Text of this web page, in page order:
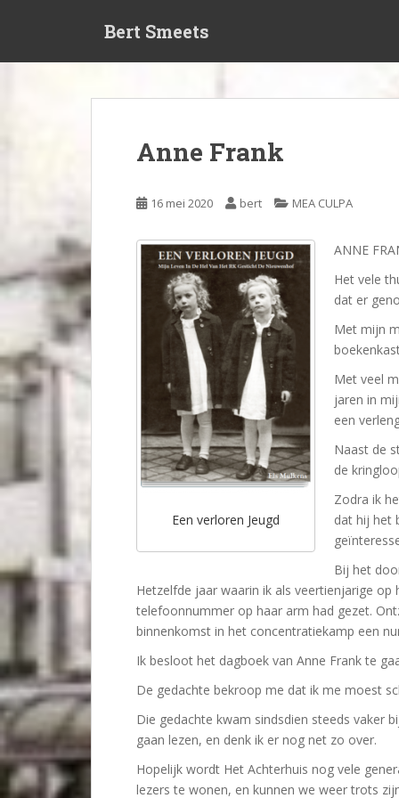
t
e
Bert Smeets
Anne Frank
16 mei 2020 bert MEA CULPA
Een verloren Jeugd
ANNE
Het vele
dat er
Met mijn
Met veel
jaren in
een
Naast de
de
Zodra ik
dat hij het
Bij het
Hetzelfde jaar waarin ik als veertienjarige
telefoonnummer op haar arm had gezet.
binnenkomst in het concentratiekamp een
Ik besloot het dagboek van Anne Frank te
De gedachte bekroop me dat ik me moest
Die gedachte kwam sindsdien steeds vaker
gaan lezen, en denk ik er nog net zo over.
Hopelijk wordt Het Achterhuis nog vele
lezers te wonen, en kunnen we weer trots